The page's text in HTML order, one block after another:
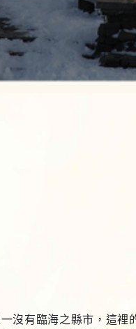
沒有臨海之縣市，這裡